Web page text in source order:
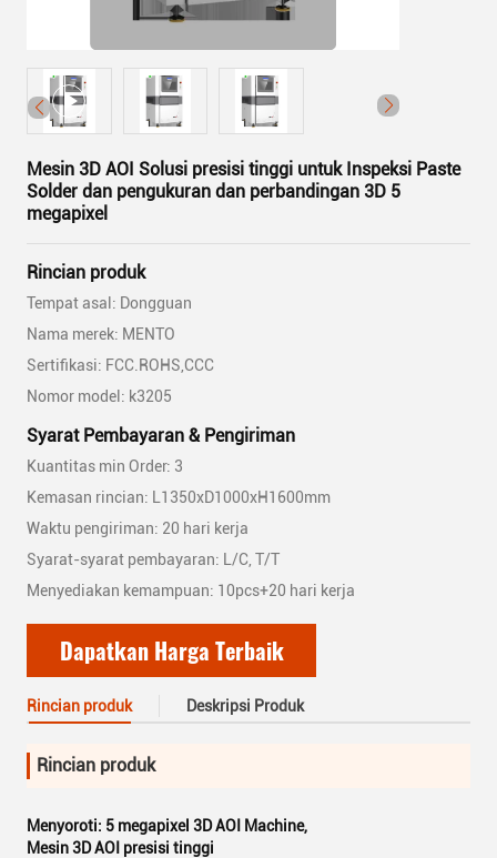
Mesin 3D AOI Solusi presisi tinggi untuk Inspeksi Paste
Solder dan pengukuran dan perbandingan 3D 5
megapixel
Rincian produk
Tempat asal: Dongguan
Nama merek: MENTO
Sertifikasi: FCC.ROHS,CCC
Nomor model: k3205
Syarat Pembayaran & Pengiriman
Kuantitas min Order: 3
Kemasan rincian: L1350xD1000xH1600mm
Waktu pengiriman: 20 hari kerja
Syarat-syarat pembayaran: L/C, T/T
Menyediakan kemampuan: 10pcs+20 hari kerja
Dapatkan Harga Terbaik
Rincian produk Deskripsi Produk
Rincian produk
Menyoroti: 5 megapixel 3D AOI Machine,
Mesin 3D AOI presisi tinggi